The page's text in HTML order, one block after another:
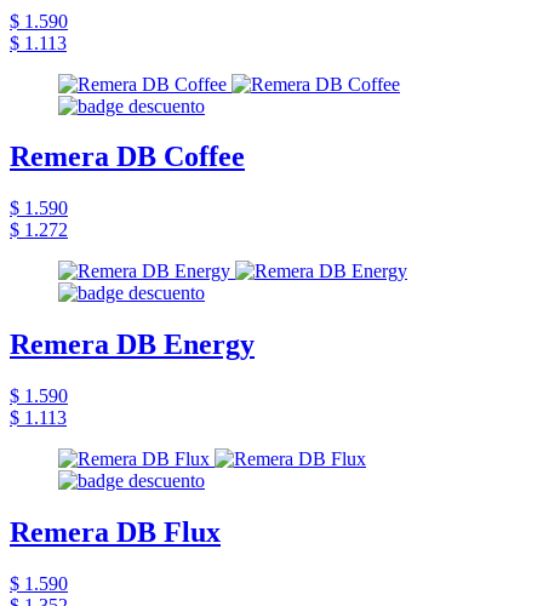
$ 1.590
$ 1.113
Remera DB Coffee
$ 1.590
$ 1.272
Remera DB Energy
$ 1.590
$ 1.113
Remera DB Flux
$ 1.590